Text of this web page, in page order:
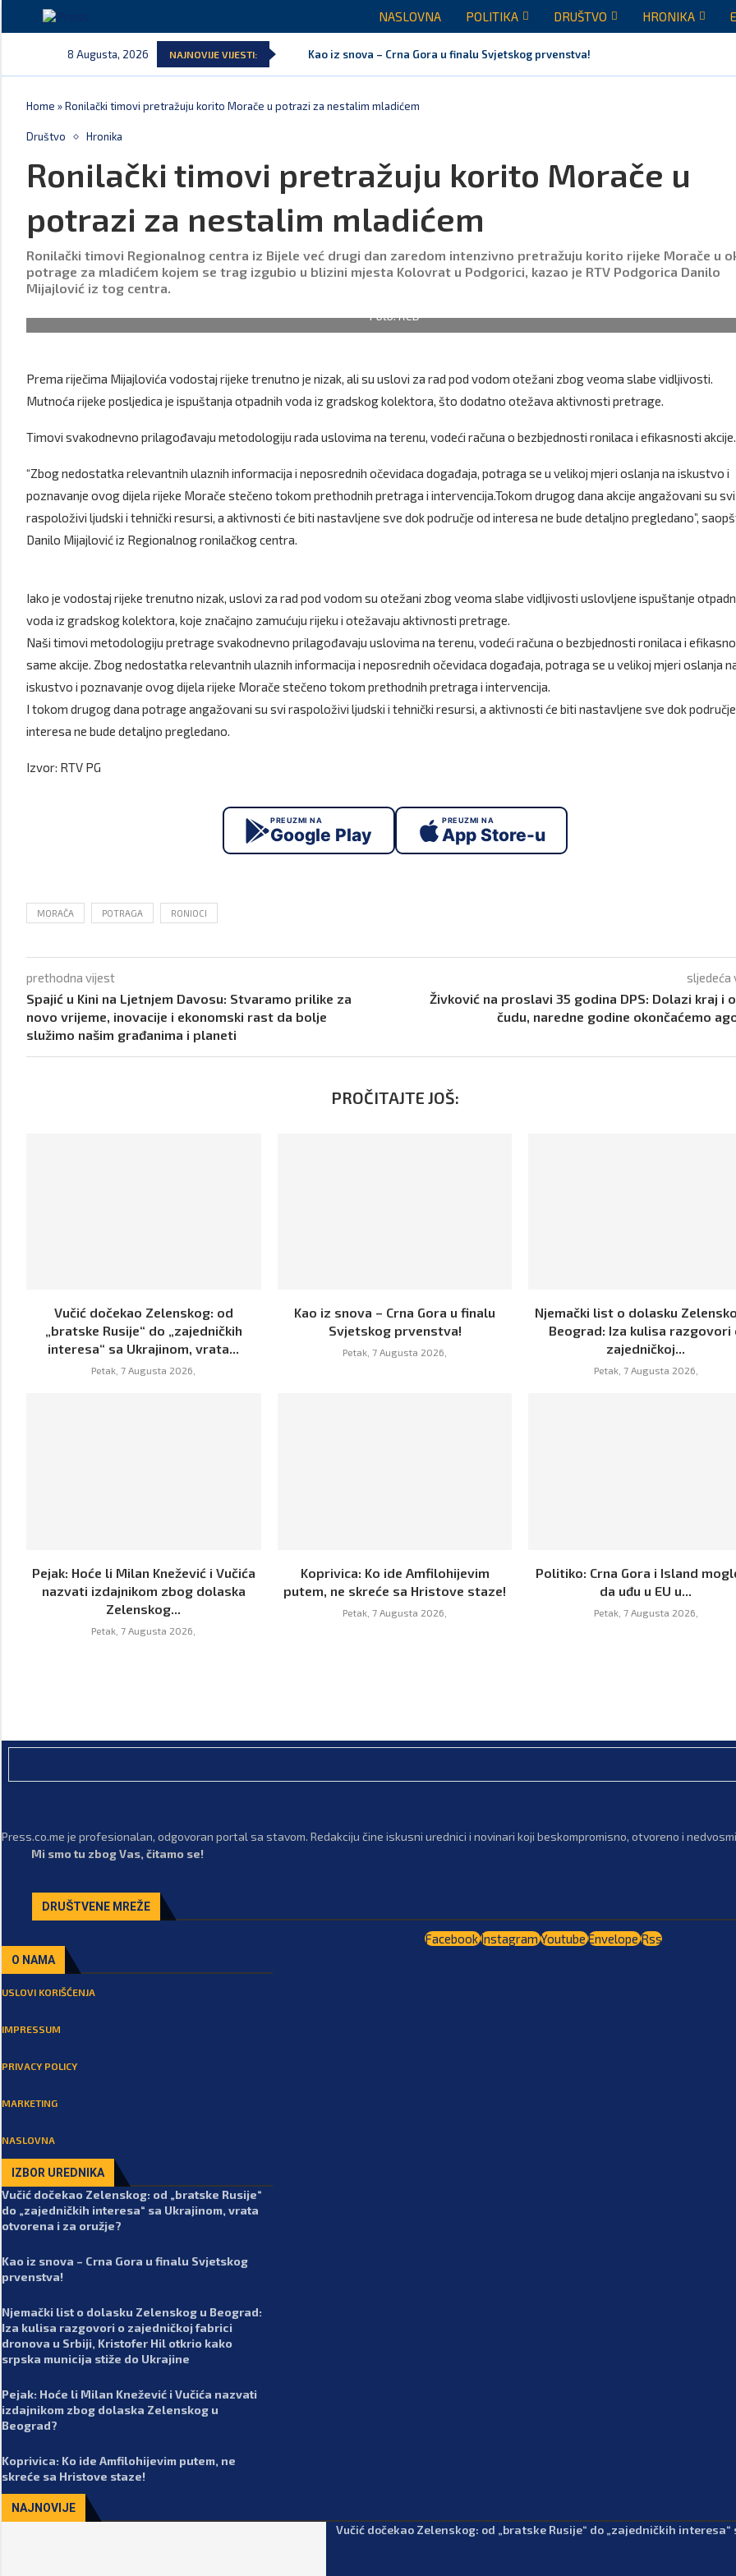
NASLOVNA POLITIKA DRUŠTVO HRONIKA
8 Augusta, 2026 NAJNOVIJE VIJESTI: Kao iz snova – Crna Gora u finalu Svjetskog prvenstva!
Home »Ronilački timovi pretražuju korito Morače u potrazi za nestalim mladićem
Društvo Hronika
Ronilački timovi pretražuju korito Morače u
potrazi za nestalim mladićem
Ronilački timovi Regionalnog centra iz Bijele već drugi dan zaredom intenzivno pretražuju korito rijeke Morače u
potrage za mladićem kojem se trag izgubio u blizini mjesta Kolovrat u Podgorici, kazao je RTV Podgorica Danilo
Mijajlović iz tog centra.
Foto: RCB
Prema riječima Mijajlovića vodostaj rijeke trenutno je nizak, ali su uslovi za rad pod vodom otežani zbog veoma slabe vidljivosti.
Mutnoća rijeke posljedica je ispuštanja otpadnih voda iz gradskog kolektora, što dodatno otežava aktivnosti pretrage.
Timovi svakodnevno prilagođavaju metodologiju rada uslovima na terenu, vodeći računa o bezbjednosti ronilaca i efikasnosti akcije.
“Zbog nedostatka relevantnih ulaznih informacija i neposrednih očevidaca događaja, potraga se u velikoj mjeri oslanja na iskustvo i
poznavanje ovog dijela rijeke Morače stečeno tokom prethodnih pretraga i intervencija.Tokom drugog dana akcije angažovani su svi
raspoloživi ljudski i tehnički resursi, a aktivnosti će biti nastavljene sve dok područje od interesa ne bude detaljno pregledano”,
Danilo Mijajlović iz Regionalnog ronilačkog centra.
Iako je vodostaj rijeke trenutno nizak, uslovi za rad pod vodom su otežani zbog veoma slabe vidljivosti uslovljene ispuštanje
voda iz gradskog kolektora, koje značajno zamućuju rijeku i otežavaju aktivnosti pretrage.
Naši timovi metodologiju pretrage svakodnevno prilagođavaju uslovima na terenu, vodeći računa o bezbjednosti ronilaca i
same akcije. Zbog nedostatka relevantnih ulaznih informacija i neposrednih očevidaca događaja, potraga se u velikoj mjeri oslanja
iskustvo i poznavanje ovog dijela rijeke Morače stečeno tokom prethodnih pretraga i intervencija.
I tokom drugog dana potrage angažovani su svi raspoloživi ljudski i tehnički resursi, a aktivnosti će biti nastavljene sve dok
interesa ne bude detaljno pregledano.
Izvor: RTV PG
PREUZMI NA
Google Play
PREUZMI NA
App Store-u
MORAČA POTRAGA RONIOCI
prethodna vijest
Spajić u Kini na Ljetnjem Davosu: Stvaramo prilike za
novo vrijeme, inovacije i ekonomski rast da bolje
služimo našim građanima i planeti
sljedeća
Živković na proslavi 35 godina DPS: Dolazi kraj i
čudu, naredne godine okončaćemo
PROČITAJTE JOŠ:
Vučić dočekao Zelenskog: od
„bratske Rusije“ do „zajedničkih
interesa“ sa Ukrajinom, vrata...
Petak, 7 Augusta 2026,
Kao iz snova – Crna Gora u finalu
Svjetskog prvenstva!
Petak, 7 Augusta 2026,
Njemački list o dolasku
Beograd: Iza kulisa razgovori
zajedničkoj...
Petak, 7 Augusta 2026,
Pejak: Hoće li Milan Knežević i Vučića
nazvati izdajnikom zbog dolaska
Zelenskog...
Petak, 7 Augusta 2026,
Koprivica: Ko ide Amfilohijevim
putem, ne skreće sa Hristove staze!
Petak, 7 Augusta 2026,
Politiko: Crna Gora i Island
da uđu u EU u...
Petak, 7 Augusta 2026,
Press.co.me je profesionalan, odgovoran portal sa stavom. Redakciju čine iskusni urednici i novinari koji beskompromisno, otvoreno i
Mi smo tu zbog Vas, čitamo se!
DRUŠTVENE MREŽE
FacebookInstagramYoutubeEnvelopeRss
O NAMA
USLOVI KORIŠĆENJA
IMPRESSUM
PRIVACY POLICY
MARKETING
NASLOVNA
IZBOR UREDNIKA
Vučić dočekao Zelenskog: od „bratske Rusije“
do „zajedničkih interesa“ sa Ukrajinom, vrata
otvorena i za oružje?
Kao iz snova – Crna Gora u finalu Svjetskog
prvenstva!
Njemački list o dolasku Zelenskog u Beograd:
Iza kulisa razgovori o zajedničkoj fabrici
dronova u Srbiji, Kristofer Hil otkrio kako
srpska municija stiže do Ukrajine
Pejak: Hoće li Milan Knežević i Vučića nazvati
izdajnikom zbog dolaska Zelenskog u
Beograd?
Koprivica: Ko ide Amfilohijevim putem, ne
skreće sa Hristove staze!
NAJNOVIJE
Vučić dočekao Zelenskog: od „bratske Rusije“ do „zajedničkih